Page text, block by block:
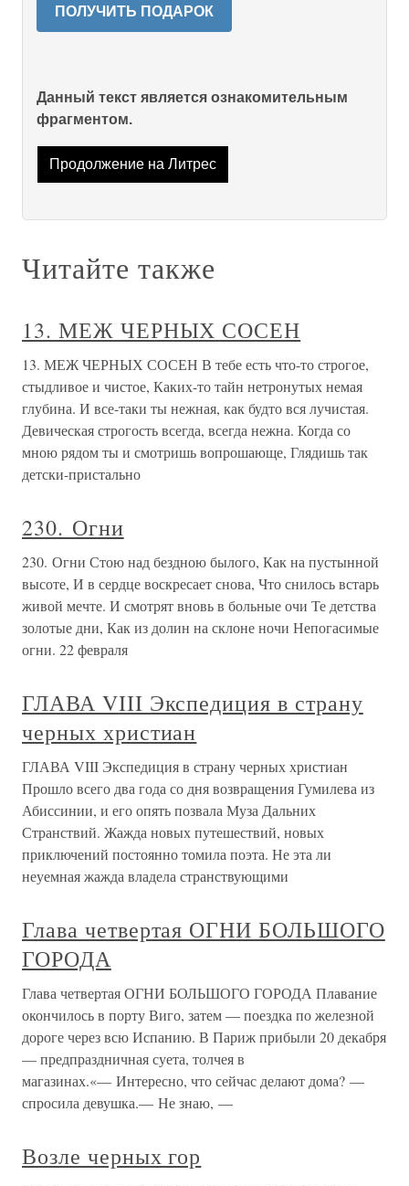
ПОЛУЧИТЬ ПОДАРОК
Данный текст является ознакомительным
фрагментом.
Продолжение на Литрес
Читайте также
13. МЕЖ ЧЕРНЫХ СОСЕН
13. МЕЖ ЧЕРНЫХ СОСЕН В тебе есть что-то строгое,
стыдливое и чистое, Каких-то тайн нетронутых немая
глубина. И все-таки ты нежная, как будто вся лучистая.
Девическая строгость всегда, всегда нежна. Когда со
мною рядом ты и смотришь вопрошающе, Глядишь так
детски-пристально
230. Огни
230. Огни Стою над бездною былого, Как на пустынной
высоте, И в сердце воскресает снова, Что снилось встарь
живой мечте. И смотрят вновь в больные очи Те детства
золотые дни, Как из долин на склоне ночи Непогасимые
огни. 22 февраля
ГЛАВА VIII Экспедиция в страну
черных христиан
ГЛАВА VIII Экспедиция в страну черных христиан
Прошло всего два года со дня возвращения Гумилева из
Абиссинии, и его опять позвала Муза Дальних
Странствий. Жажда новых путешествий, новых
приключений постоянно томила поэта. Не эта ли
неуемная жажда владела странствующими
Глава четвертая ОГНИ БОЛЬШОГО
ГОРОДА
Глава четвертая ОГНИ БОЛЬШОГО ГОРОДА Плавание
окончилось в порту Виго, затем — поездка по железной
дороге через всю Испанию. В Париж прибыли 20 декабря
— предпраздничная суета, толчея в
магазинах.«— Интересно, что сейчас делают дома? —
спросила девушка.— Не знаю, —
Возле черных гор